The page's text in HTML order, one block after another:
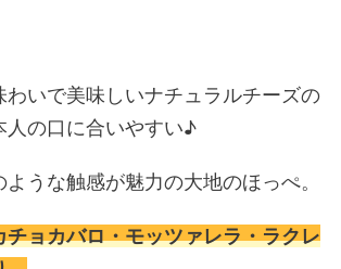
わいで美味しいナチュラルチーズの
人の口に合いやすい♪
うな触感が魅力の大地のほっぺ。
チョカバロ・モッツァレラ・ラクレ